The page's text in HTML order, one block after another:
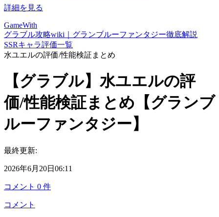
詳細を見る
GameWith
グラブル攻略wiki｜グランブルーファンタジー徹底解説
SSRキャラ評価一覧
水ユエルの評価/性能検証まとめ
【グラブル】水ユエルの評
価/性能検証まとめ【グランブ
ルーファンタジー】
最終更新:
2026年6月20日06:11
コメント 0 件
コメント